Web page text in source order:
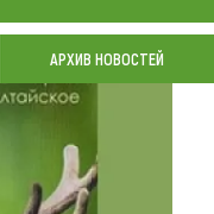
АРХИВ НОВОСТЕЙ